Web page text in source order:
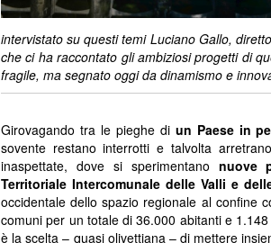
intervistato su questi temi Luciano Gallo,
che ci ha raccontato gli ambiziosi progetti di
fragile, ma segnato oggi da dinamismo e
Girovagando tra le pieghe di un Paese in
sovente restano interrotti e talvolta
inaspettate, dove si sperimentano nuove
Territoriale Intercomunale delle Valli e
occidentale dello spazio regionale al confine
comuni per un totale di 36.000 abitanti e
è la scelta – quasi olivettiana – di mettere